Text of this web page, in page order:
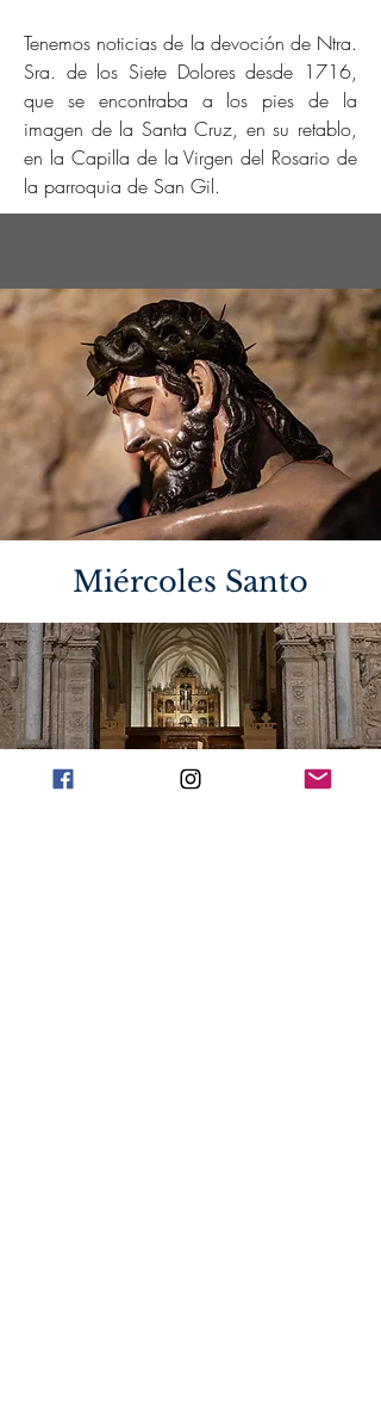
Tenemos noticias de la devoción de Ntra.
Sra. de los Siete Dolores desde 1716,
que se encontraba a los pies de la
imagen de la Santa Cruz, en su retablo,
en la Capilla de la Virgen del Rosario de
la parroquia de San Gil.
Miércoles Santo